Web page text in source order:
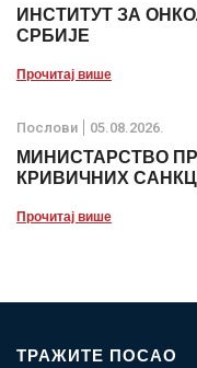
ИНСТИТУТ ЗА
СРБИЈЕ
Прочитај више
Послови 05.08.2026.
МИНИСТАРСТВО
КРИВИЧНИХ
Прочитај више
ТРАЖИТЕ ПОСАО